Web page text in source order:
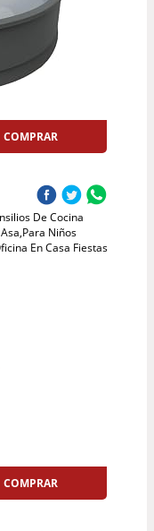
COMPRAR
De Cocina
Niños
En Casa Fiestas
COMPRAR